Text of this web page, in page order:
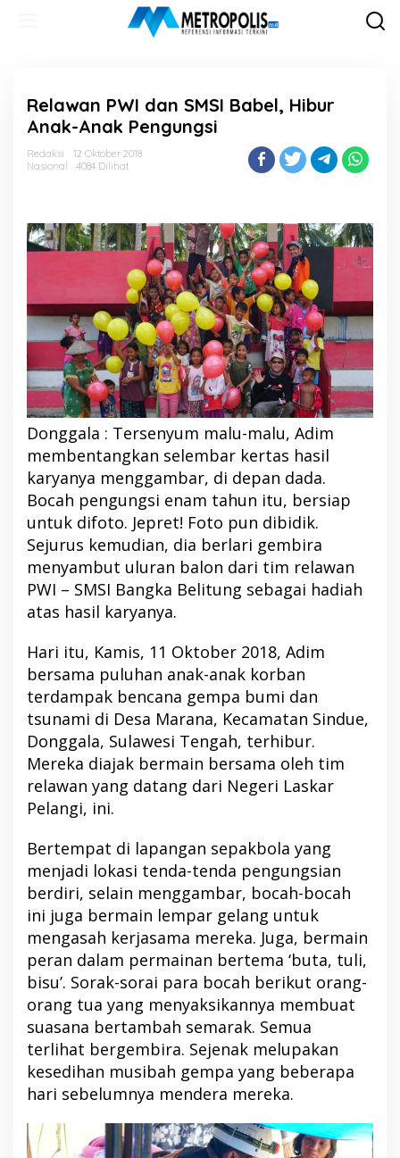
Relawan PWI dan SMSI Babel, Hibur
Anak-Anak Pengungsi
Redaksi
12 Oktober 2018
Nasional
4084 Dilihat
Donggala : Tersenyum malu-malu, Adim
membentangkan selembar kertas hasil
karyanya menggambar, di depan dada.
Bocah pengungsi enam tahun itu, bersiap
untuk difoto. Jepret! Foto pun dibidik.
Sejurus kemudian, dia berlari gembira
menyambut uluran balon dari tim relawan
PWI – SMSI Bangka Belitung sebagai hadiah
atas hasil karyanya.
Hari itu, Kamis, 11 Oktober 2018, Adim
bersama puluhan anak-anak korban
terdampak bencana gempa bumi dan
tsunami di Desa Marana, Kecamatan Sindue,
Donggala, Sulawesi Tengah, terhibur.
Mereka diajak bermain bersama oleh tim
relawan yang datang dari Negeri Laskar
Pelangi, ini.
Bertempat di lapangan sepakbola yang
menjadi lokasi tenda-tenda pengungsian
berdiri, selain menggambar, bocah-bocah
ini juga bermain lempar gelang untuk
mengasah kerjasama mereka. Juga, bermain
peran dalam permainan bertema ‘buta, tuli,
bisu’. Sorak-sorai para bocah berikut orang-
orang tua yang menyaksikannya membuat
suasana bertambah semarak. Semua
terlihat bergembira. Sejenak melupakan
kesedihan musibah gempa yang beberapa
hari sebelumnya mendera mereka.